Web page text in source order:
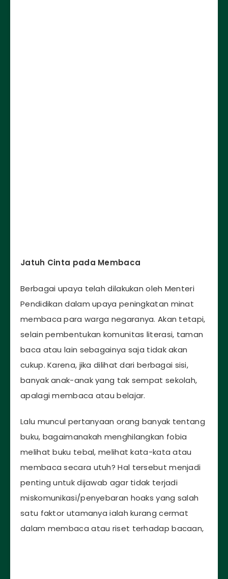
Jatuh Cinta pada Membaca
Berbagai upaya telah dilakukan oleh Menteri
Pendidikan dalam upaya peningkatan minat
membaca para warga negaranya. Akan tetapi,
selain pembentukan komunitas literasi, taman
baca atau lain sebagainya saja tidak akan
cukup. Karena, jika dilihat dari berbagai sisi,
banyak anak-anak yang tak sempat sekolah,
apalagi membaca atau belajar.
Lalu muncul pertanyaan orang banyak tentang
buku, bagaimanakah menghilangkan fobia
melihat buku tebal, melihat kata-kata atau
membaca secara utuh? Hal tersebut menjadi
penting untuk dijawab agar tidak terjadi
miskomunikasi/penyebaran hoaks yang salah
satu faktor utamanya ialah kurang cermat
dalam membaca atau riset terhadap bacaan,